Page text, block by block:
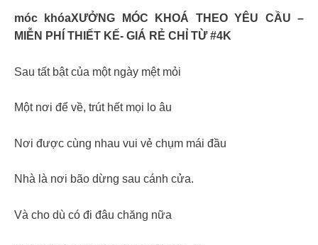
móc khóaXƯỞNG MÓC KHOÁ THEO YÊU CẦU –
MIỄN PHÍ THIẾT KẾ- GIÁ RẺ CHỈ TỪ #4K
Sau tất bật của một ngày mệt mỏi
Một nơi để về, trút hết mọi lo âu
Nơi được cùng nhau vui vẻ chụm mái đầu
Nhà là nơi bão dừng sau cánh cửa.
Và cho dù có đi đâu chăng nữa